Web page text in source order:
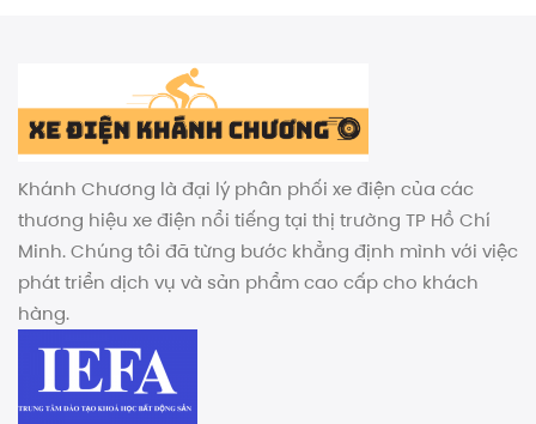
Khánh Chương là đại lý phân phối xe điện của các
thương hiệu xe điện nổi tiếng tại thị trường TP Hồ Chí
Minh. Chúng tôi đã từng bước khẳng định mình với việc
phát triển dịch vụ và sản phẩm cao cấp cho khách
hàng.